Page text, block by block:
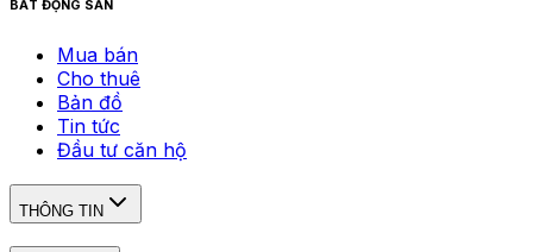
BẤT ĐỘNG SẢN
Mua bán
Cho thuê
Bản đồ
Tin tức
Đầu tư căn hộ
THÔNG TIN